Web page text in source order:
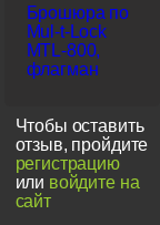
Брошюра по
Mul-t-Lock
MTL-800,
флагман
Чтобы оставить
отзыв, пройдите
регистрацию
или войдите на
сайт